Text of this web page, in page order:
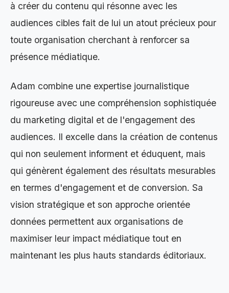
à créer du contenu qui résonne avec les
audiences cibles fait de lui un atout précieux pour
toute organisation cherchant à renforcer sa
présence médiatique.
Adam combine une expertise journalistique
rigoureuse avec une compréhension sophistiquée
du marketing digital et de l'engagement des
audiences. Il excelle dans la création de contenus
qui non seulement informent et éduquent, mais
qui génèrent également des résultats mesurables
en termes d'engagement et de conversion. Sa
vision stratégique et son approche orientée
données permettent aux organisations de
maximiser leur impact médiatique tout en
maintenant les plus hauts standards éditoriaux.